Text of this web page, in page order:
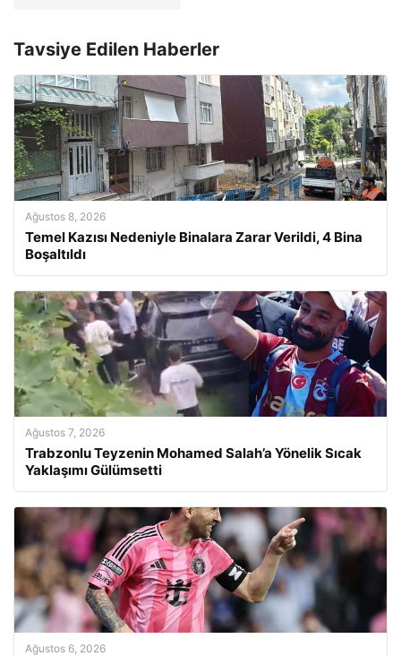
Tavsiye Edilen Haberler
Ağustos 8, 2026
Temel Kazısı Nedeniyle Binalara Zarar Verildi, 4 Bina
Boşaltıldı
Ağustos 7, 2026
Trabzonlu Teyzenin Mohamed Salah’a Yönelik Sıcak
Yaklaşımı Gülümsetti
Ağustos 6, 2026